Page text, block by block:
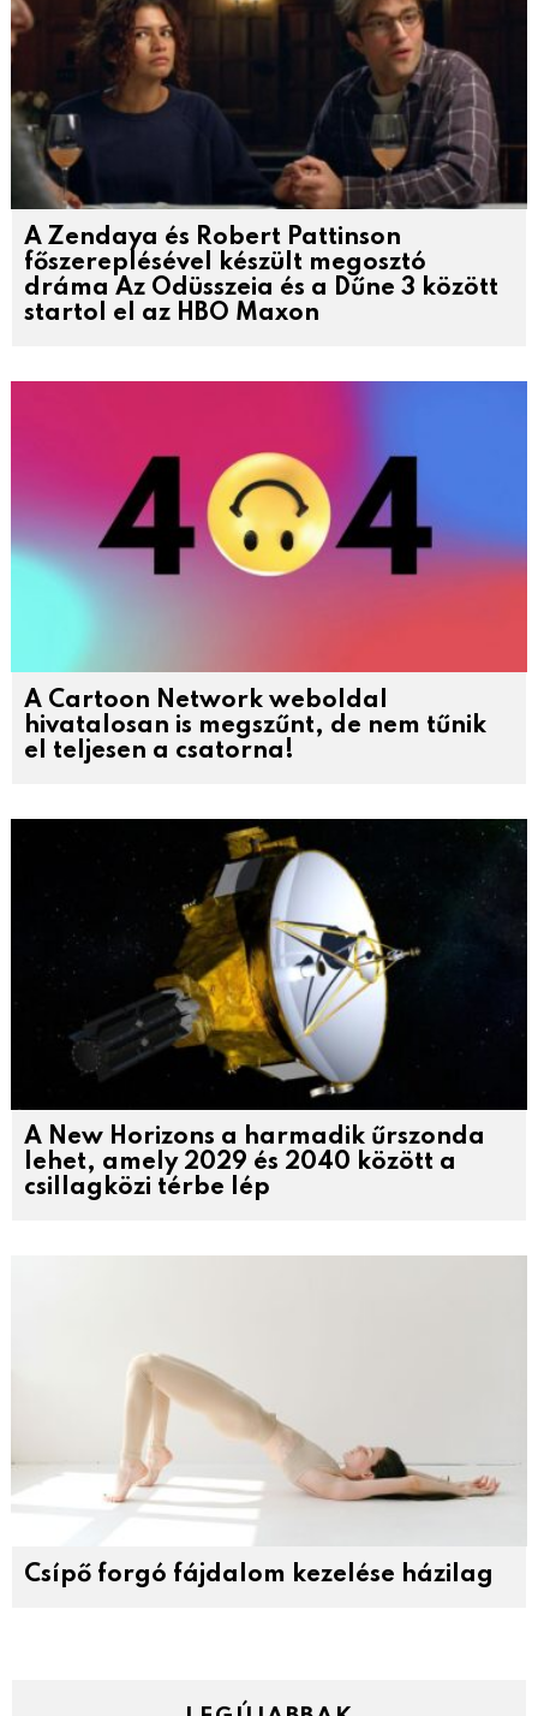
A Zendaya és Robert Pattinson
főszereplésével készült megosztó
dráma Az Odüsszeia és a Dűne 3 között
startol el az HBO Maxon
A Cartoon Network weboldal
hivatalosan is megszűnt, de nem tűnik
el teljesen a csatorna!
A New Horizons a harmadik űrszonda
lehet, amely 2029 és 2040 között a
csillagközi térbe lép
Csípő forgó fájdalom kezelése házilag